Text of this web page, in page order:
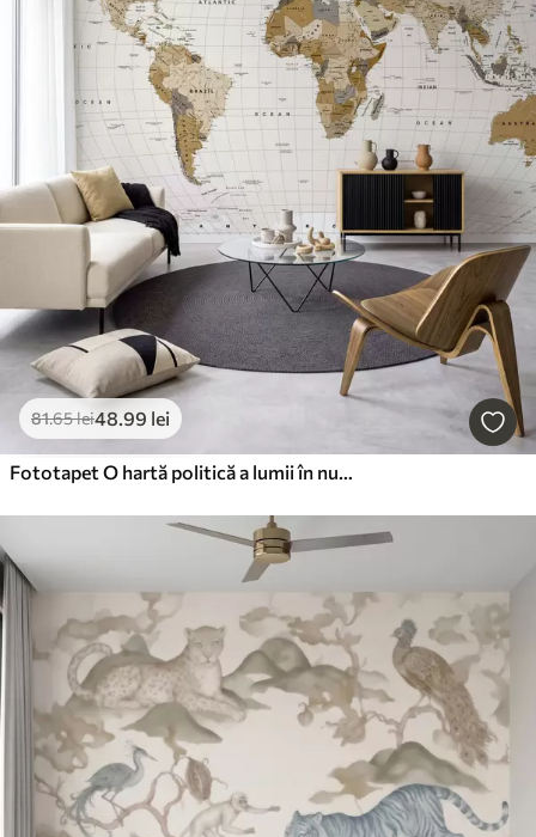
81.65lei48.99 lei
Fototapet O hartă politică a lumii în nuanțe de maro, cu steaguri, în limba engleză